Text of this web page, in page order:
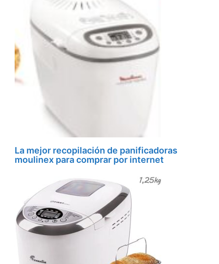
La mejor recopilación de panificadoras
moulinex para comprar por internet